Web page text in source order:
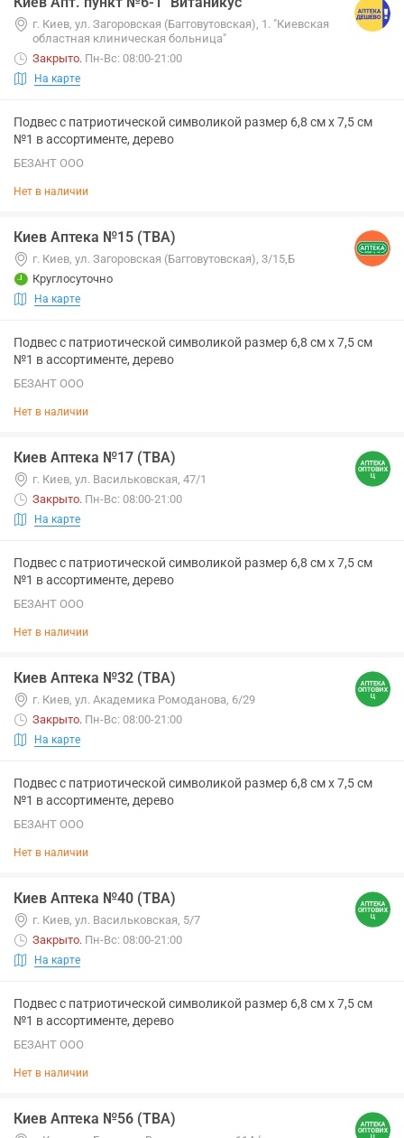
г. Киев, ул. Загоровская (Багговутовская), 1. "Киевская
областная клиническая больница"
Закрыто. Пн-Вс: 08:00-21:00
На карте
Подвес с патриотической символикой размер 6,8 см х 7,5 см
№1 в ассортименте, дерево
БЕЗАНТ ООО
Нет в наличии
Киев Аптека №15 (ТВА)
г. Киев, ул. Загоровская (Багговутовская), 3/15,Б
Круглосуточно
На карте
Подвес с патриотической символикой размер 6,8 см х 7,5 см
№1 в ассортименте, дерево
БЕЗАНТ ООО
Нет в наличии
Киев Аптека №17 (ТВА)
г. Киев, ул. Васильковская, 47/1
Закрыто. Пн-Вс: 08:00-21:00
На карте
Подвес с патриотической символикой размер 6,8 см х 7,5 см
№1 в ассортименте, дерево
БЕЗАНТ ООО
Нет в наличии
Киев Аптека №32 (ТВА)
г. Киев, ул. Академика Ромоданова, 6/29
Закрыто. Пн-Вс: 08:00-21:00
На карте
Подвес с патриотической символикой размер 6,8 см х 7,5 см
№1 в ассортименте, дерево
БЕЗАНТ ООО
Нет в наличии
Киев Аптека №40 (ТВА)
г. Киев, ул. Васильковская, 5/7
Закрыто. Пн-Вс: 08:00-21:00
На карте
Подвес с патриотической символикой размер 6,8 см х 7,5 см
№1 в ассортименте, дерево
БЕЗАНТ ООО
Нет в наличии
Киев Аптека №56 (ТВА)